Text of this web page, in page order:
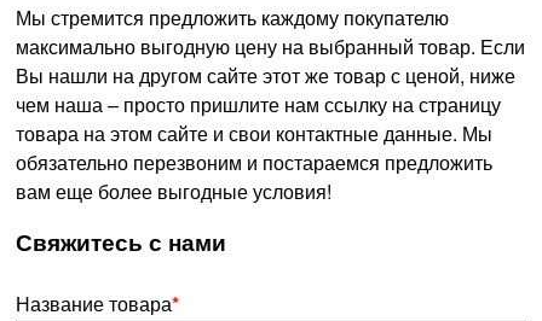
Мы стремится предложить каждому покупателю
максимально выгодную цену на выбранный товар. Если
Вы нашли на другом сайте этот же товар с ценой, ниже
чем наша – просто пришлите нам ссылку на страницу
товара на этом сайте и свои контактные данные. Мы
обязательно перезвоним и постараемся предложить
вам еще более выгодные условия!
­Свяжитесь с нами
Название товара*